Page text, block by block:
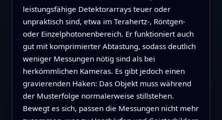
leistungsfähige Detektorarrays teuer oder
unpraktisch sind, etwa im Terahertz‑, Röntgen‑
oder Einzelphotonenbereich. Er funktioniert auch
gut mit komprimierter Abtastung, sodass deutlich
weniger Messungen nötig sind als bei
herkömmlichen Kameras. Es gibt jedoch einen
gravierenden Haken: Das Objekt muss während
der Musterfolge normalerweise stillstehen.
Bewegt es sich, passen die Messungen nicht mehr